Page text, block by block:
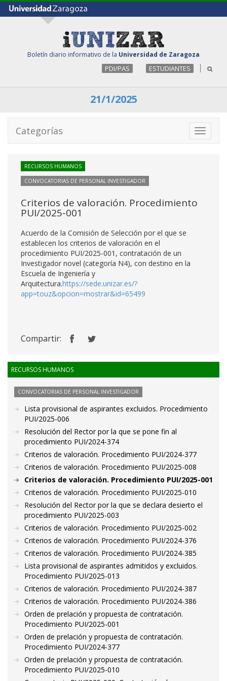
Boletín diario informativo de la Universidad de Zaragoza
PDI/PAS ESTUDIANTES
21/1/2025
Toggle
Categorías
RECURSOS HUMANOS
CONVOCATORIAS DE PERSONAL INVESTIGADOR
Criterios de valoración. Procedimiento
PUI/2025-001
Acuerdo de la Comisión de Selección por el que se
establecen los criterios de valoración en el
procedimiento PUI/2025-001, contratación de un
Investigador novel (categoría N4), con destino en la
Escuela de Ingeniería y
Arquitectura.https://sede.unizar.es/?
app=touz&opcion=mostrar&id=65499
Compartir:
RECURSOS HUMANOS
CONVOCATORIAS DE PERSONAL INVESTIGADOR
Lista provisional de aspirantes excluidos. Procedimiento
PUI/2025-006
Resolución del Rector por la que se pone fin al
procedimiento PUI/2024-374
Criterios de valoración. Procedimiento PUI/2024-377
Criterios de valoración. Procedimiento PUI/2025-008
Criterios de valoración. Procedimiento PUI/2025-001
Criterios de valoración. Procedimiento PUI/2025-010
Resolución del Rector por la que se declara desierto el
procedimiento PUI/2025-003
Criterios de valoración. Procedimiento PUI/2025-002
Criterios de valoración. Procedimiento PUI/2024-376
Criterios de valoración. Procedimiento PUI/2024-385
Lista provisional de aspirantes admitidos y excluidos.
Procedimiento PUI/2025-013
Criterios de valoración. Procedimiento PUI/2024-387
Criterios de valoración. Procedimiento PUI/2024-386
Orden de prelación y propuesta de contratación.
Procedimiento PUI/2025-001
Orden de prelación y propuesta de contratación.
Procedimiento PUI/2024-377
Orden de prelación y propuesta de contratación.
Procedimiento PUI/2025-010